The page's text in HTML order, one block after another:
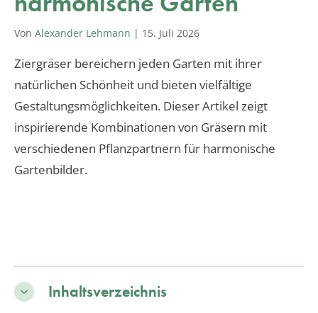
Von Alexander Lehmann | 15. Juli 2026
Ziergräser bereichern jeden Garten mit ihrer
natürlichen Schönheit und bieten vielfältige
Gestaltungsmöglichkeiten. Dieser Artikel zeigt
inspirierende Kombinationen von Gräsern mit
verschiedenen Pflanzpartnern für harmonische
Gartenbilder.
Inhaltsverzeichnis